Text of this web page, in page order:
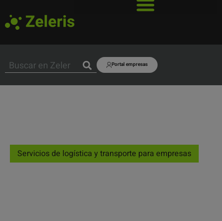
Portal empresas
Servicios de logística y transporte para empresas